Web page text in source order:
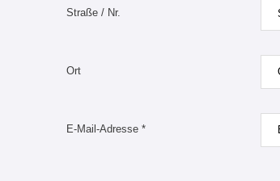
Straße / Nr.
Ort
E-Mail-Adresse *